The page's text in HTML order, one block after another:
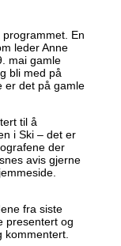
En
leder Anne
mai gamle
bli med på
er det på gamle
til å
i Ski – det er
der
avis gjerne
fra siste
presentert og